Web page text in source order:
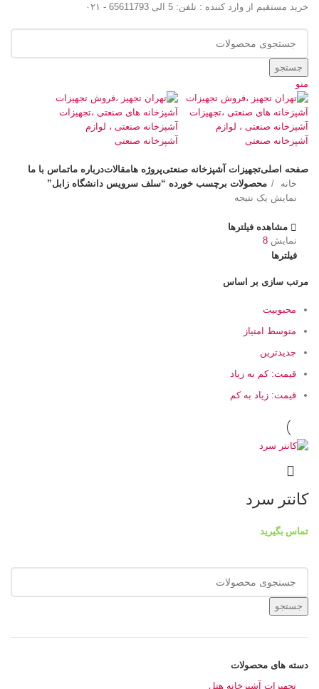
خرید مستقیم از وارد کننده : تلفن: 5 الی 65611793 - ۰۲۱
جستجو
منو
صفحه اصلیتجهیزات آشپزخانه صنعتیپروژه هامقالاتدرباره ماتماس با ما
جستجو
دسته های محصولات
تجهیزات آشپزخانه هتل
خانه
محصولات برچسب خورده “سلف سرویس دانشگاه زابل”
نمایش یک نتیجه
مشاهده فیلترها
نمایش 8
فیلترها
مرتب سازی بر اساس
محبوبیت
متوسط امتیاز
جدیدترین
قیمت: کم به زیاد
قیمت: زیاد به کم
کانتر سرد
تماس بگیرید